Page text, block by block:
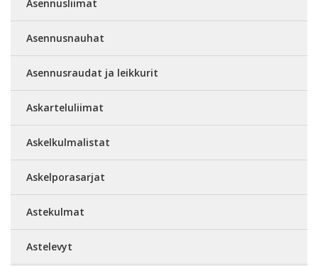
Asennusliimat
Asennusnauhat
Asennusraudat ja leikkurit
Askarteluliimat
Askelkulmalistat
Askelporasarjat
Astekulmat
Astelevyt